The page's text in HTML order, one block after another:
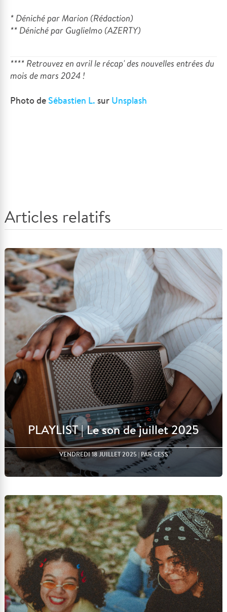
* Déniché par Marion (Rédaction)
** Déniché par Guglielmo (AZERTY)
**** Retrouvez en avril le récap' des nouvelles entrées du
mois de mars 2024 !
Photo de Sébastien L. sur Unsplash
Articles relatifs
PLAYLIST | Le son de juillet 2025
VENDREDI 18 JUILLET 2025| PAR CESS
Lire l'article